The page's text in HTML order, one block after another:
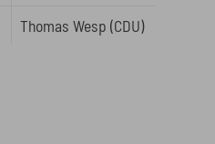
Thomas Wesp (CDU)